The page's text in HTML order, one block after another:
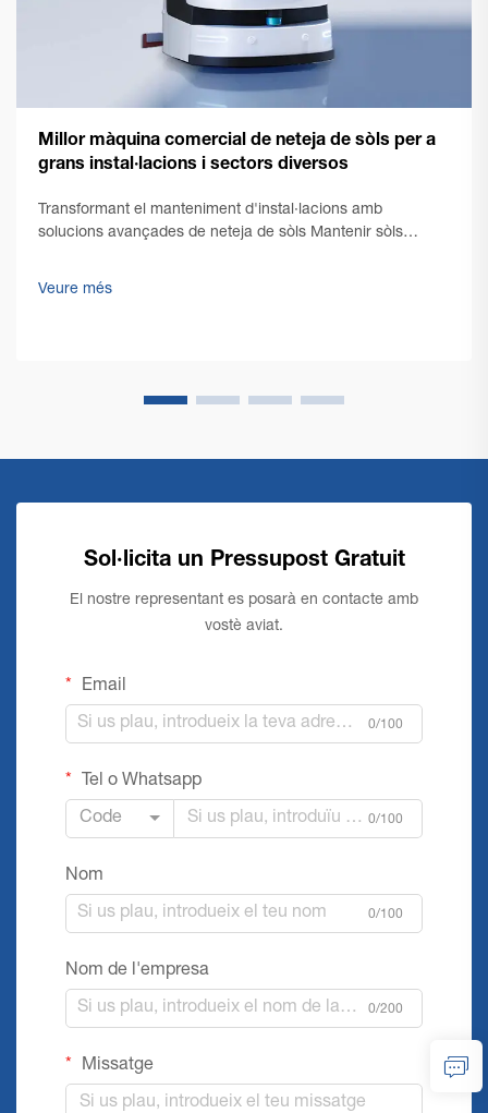
Millor màquina comercial de neteja de sòls per a
grans instal·lacions i sectors diversos
Transformant el manteniment d'instal·lacions amb
solucions avançades de neteja de sòls Mantenir sòls
únics que requereixen solucions robustes i eficients. Una
Veure més
Sol·licita un Pressupost Gratuit
El nostre representant es posarà en contacte amb
vostè aviat.
Email
0/100
Tel o Whatsapp
Code 0/100
Nom
0/100
Nom de l'empresa
0/200
Missatge